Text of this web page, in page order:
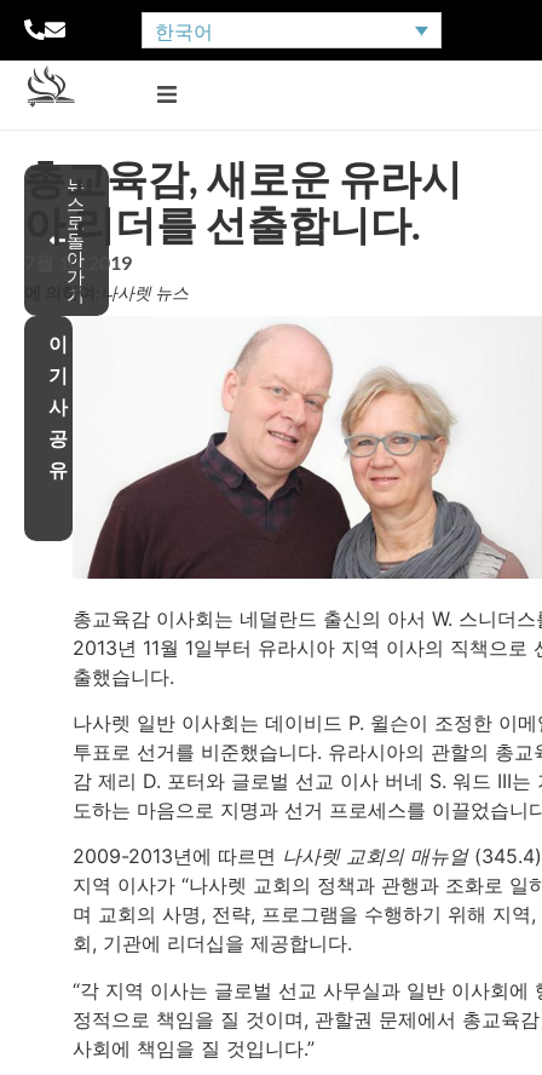
한국어
뉴
스
로
돌
아
가
기
총교육감, 새로운 유라시
아 리더를 선출합니다.
7월 10, 2019
에 의하여: 나사렛 뉴스
이
기
사
공
유
총교육감 이사회는 네덜란드 출신의 아서 W. 스니더스
2013년 11월 1일부터 유라시아 지역 이사의 직책으로
출했습니다.
나사렛 일반 이사회는 데이비드 P. 윌슨이 조정한 이메
투표로 선거를 비준했습니다. 유라시아의 관할의 총교
감 제리 D. 포터와 글로벌 선교 이사 버네 S. 워드 III는
도하는 마음으로 지명과 선거 프로세스를 이끌었습니
2009-2013년에 따르면 나사렛 교회의 매뉴얼
지역 이사가 “나사렛 교회의 정책과 관행과 조화로 일
며 교회의 사명, 전략, 프로그램을 수행하기 위해 지역,
회, 기관에 리더십을 제공합니다.
“각 지역 이사는 글로벌 선교 사무실과 일반 이사회에
정적으로 책임을 질 것이며, 관할권 문제에서 총교육
사회에 책임을 질 것입니다.”